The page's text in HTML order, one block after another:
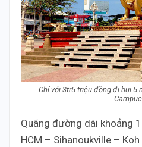
Chỉ với 3tr5 triệu đồng đi bụi 5
Quãng đường dài khoảng
HCM – Sihanoukville –